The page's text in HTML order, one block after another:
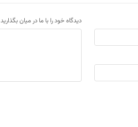
دیدگاه خود را با ما در میان بگذارید